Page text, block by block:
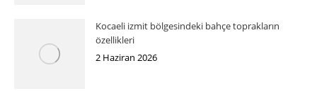
Kocaeli izmit bölgesindeki bahçe toprakların
özellikleri
2 Haziran 2026